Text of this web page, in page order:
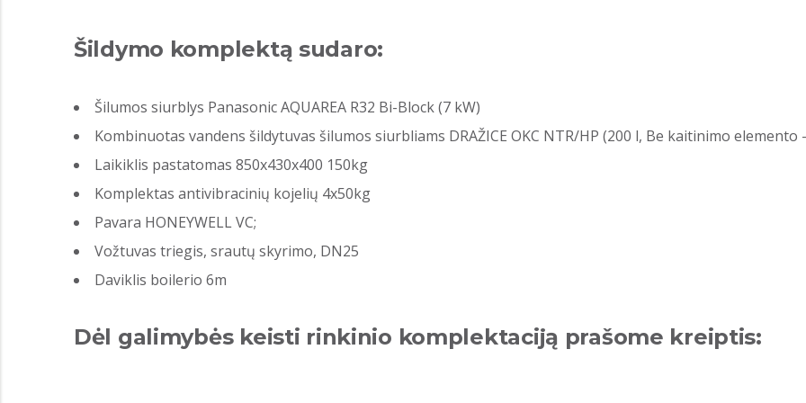
Šildymo komplektą sudaro:
Šilumos siurblys Panasonic AQUAREA R32 Bi-Block (7 kW)
Kombinuotas vandens šildytuvas šilumos siurbliams DRAŽICE OKC NTR/HP (200 l, Be kaitinimo elemento
Laikiklis pastatomas 850x430x400 150kg
Komplektas antivibracinių kojelių 4x50kg
Pavara HONEYWELL VC;
Vožtuvas triegis, srautų skyrimo, DN25
Daviklis boilerio 6m
Dėl galimybės keisti rinkinio komplektaciją prašome kreiptis: